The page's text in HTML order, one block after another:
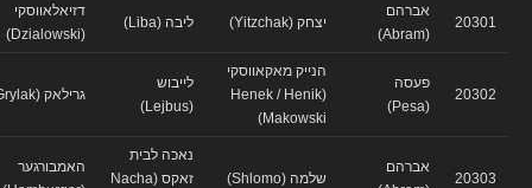
20301
אברהם
יצחק (Yitzchak) ליבה (Liba)
דזיאלאווסקי
20302
פעסה
הנייק מאקאווסקי
(Henek / Henik
Makowski)
לייבוש
גרילאק (Grylak)
20303
אברהם
שלמה (Shlomo)
נאכה לבית
זאקס (Nacha
האמבורגער